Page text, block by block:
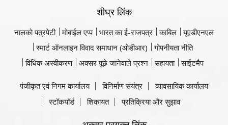
शीघ्र लिंक
नालको पत्रपेटी मोबाईल एप्प भारत का ई-राजपत्र काबिल
यूएडीएनएल
स्मार्ट ऑनलाइन विवाद समाधान (ओडीआर)
गोपनीयता नीति
विधिक अस्वीकरण
अक्सर पूछे जानेवाले प्रश्न सहायता साईटमैप
पंजीकृत एवं निगम कार्यालय विनिर्माण संयंत्र
व्यावसायिक कार्यालय
स्टॉकयॉर्ड
शिकायत प्रतिक्रिया और सुझाव